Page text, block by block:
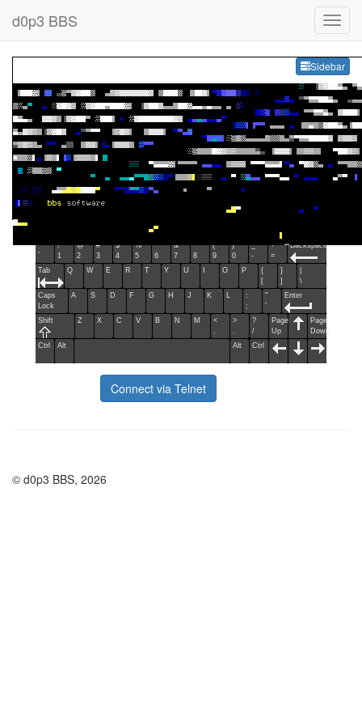
d0p3 BBS
Sidebar
F7
~
`
!
1
@
2
#
3
$
4
%
5
^
6
&
7
*
8
(
9
)
0
_
-
+
=
Backspace
Tab Q W E R T Y U O P
{
[
}
]
\
Caps
Lock
A S D F G H J K L
:
;
"
'
Enter
Shift Z X C V B N M
<
,
>
.
?
/
Page
Up
Page
Down
Ctrl
Alt Alt Ctrl
Connect via Telnet
© d0p3 BBS, 2026